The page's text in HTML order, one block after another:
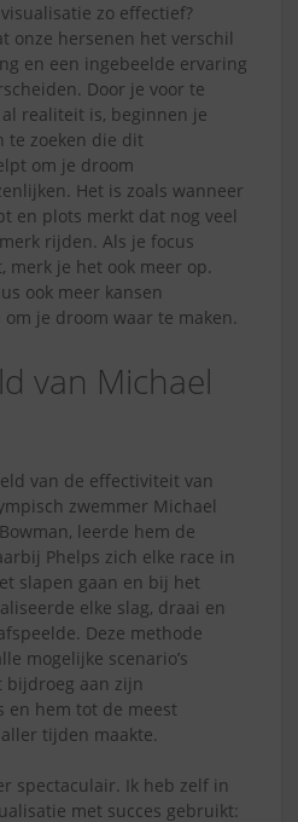
zo effectief?
onze hersenen het verschil
en een ingebeelde ervaring
Door je voor te
realiteit is, beginnen je
te zoeken die dit
om je droom
Het is zoals wanneer
en plots merkt dat nog veel
rijden. Als je focus
merk je het ook meer op.
ook meer kansen
je droom waar te maken.
van Michael
van de effectiviteit van
zwemmer Michael
leerde hem de
Phelps zich elke race in
slapen gaan en bij het
elke slag, draai en
Deze methode
mogelijke scenario’s
aan zijn
en hem tot de meest
tijden maakte.
spectaculair. Ik heb zelf in
met succes gebruikt: